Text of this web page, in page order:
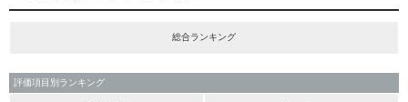
総合ランキング
評価項目別ランキング